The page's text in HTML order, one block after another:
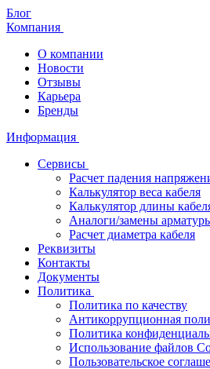
Блог
Компания
О компании
Новости
Отзывы
Карьера
Бренды
Информация
Сервисы
Расчет падения
Калькулятор веса кабеля
Калькулятор длины
Аналоги/замены
Расчет диаметра кабеля
Реквизиты
Контакты
Документы
Политика
Политика по качеству
Антикоррупционная
Политика
Использование файлов
Пользовательское